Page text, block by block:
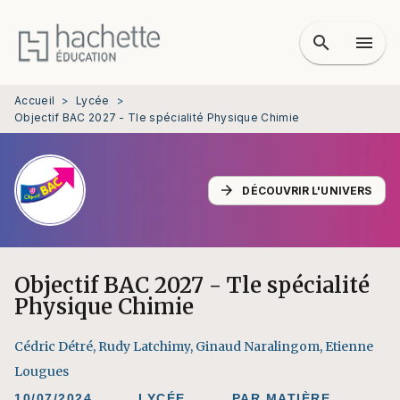
MENU RECHERCHE
PIED DE PAGE
search menu
Accueil > Lycée
>
Objectif BAC 2027 - Tle spécialité Physique Chimie
arrow_forward DÉCOUVRIR L'UNIVERS
Objectif BAC 2027 - Tle spécialité
Physique Chimie
Cédric Détré, Rudy Latchimy, Ginaud Naralingom, Etienne
Lougues